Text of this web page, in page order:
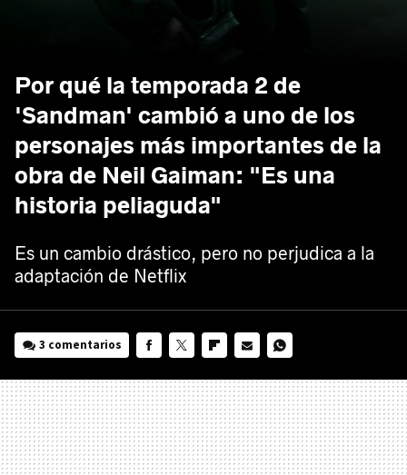
Por qué la temporada 2 de
'Sandman' cambió a uno de los
personajes más importantes de la
obra de Neil Gaiman: "Es una
historia peliaguda"
Es un cambio drástico, pero no perjudica a la
adaptación de Netflix
3 comentarios
MAIL